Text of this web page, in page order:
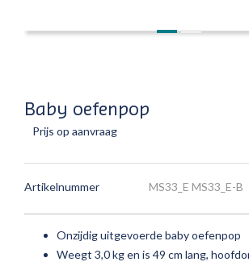
Baby oefenpop
Prijs op aanvraag
Artikelnummer MS33_E MS33_E-B
Onzijdig uitgevoerde baby oefenpop
Weegt 3,0 kg en is 49 cm lang,